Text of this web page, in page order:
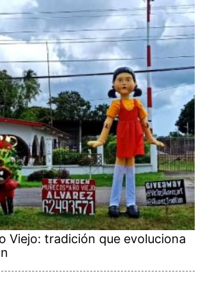
Viejo: tradición que evoluciona